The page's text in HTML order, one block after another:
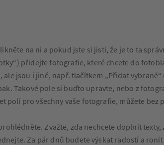
na ni a pokud jste si jisti, že je to ta
přidejte fotografie, které chcete do
ale jsou i jiné, např. tlačítkem „Přidat
Takové pole si buďto upravte, nebo z
polí pro všechny vaše fotografie, můžete
Zvažte, zda nechcete doplnit
Za pár dnů budete výskat radostí a